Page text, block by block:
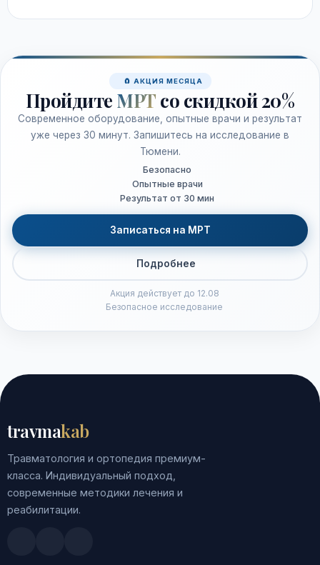
🧲 АКЦИЯ МЕСЯЦА
Пройдите МРТ со скидкой 20%
Современное оборудование, опытные врачи и результат
уже через 30 минут. Запишитесь на исследование в
Тюмени.
Безопасно
Опытные врачи
Результат от 30 мин
Записаться на МРТ
Подробнее
Акция действует до 12.08
Безопасное исследование
travmakab
Травматология и ортопедия премиум-
класса. Индивидуальный подход,
современные методики лечения и
реабилитации.